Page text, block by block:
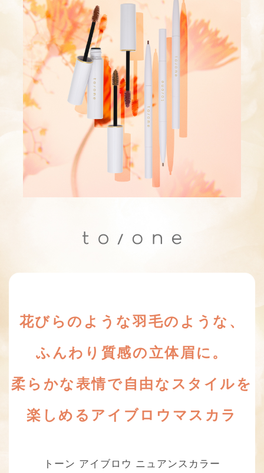
花びらのような羽毛のような、
ふんわり質感の立体眉に。
柔らかな表情で自由なスタイルを
楽しめるアイブロウマスカラ
トーン アイブロウ ニュアンスカラー